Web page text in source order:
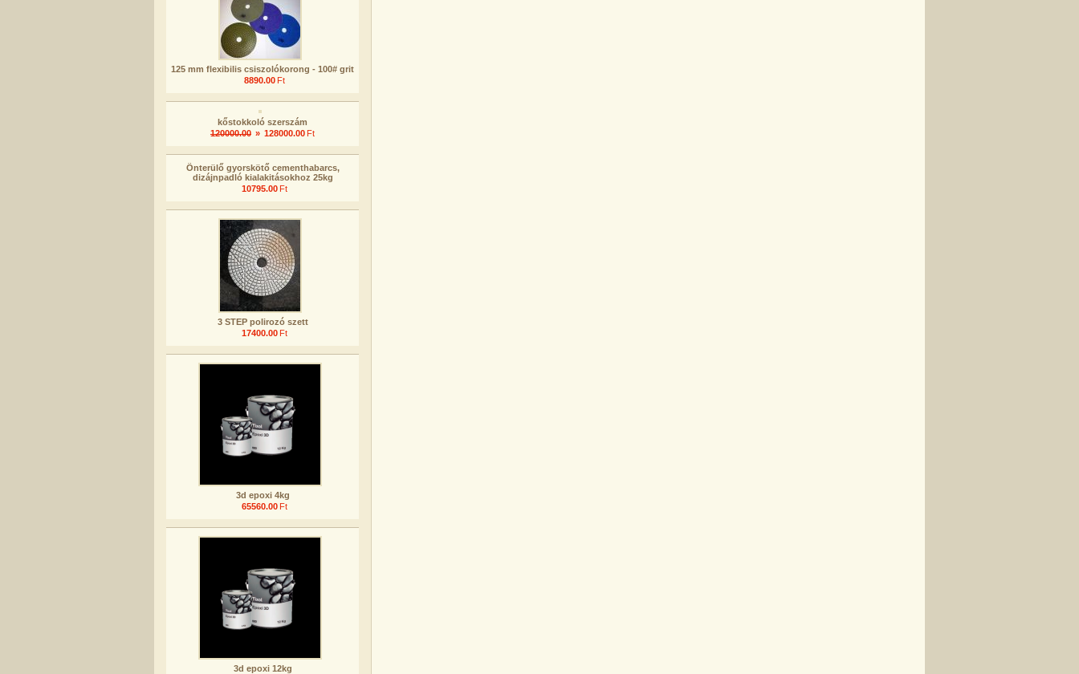
125 mm flexibilis csiszolókorong - 100# grit
8890.00 Ft
kőstokkoló szerszám
120000.00 » 128000.00 Ft
Önterülő gyorskötő cementhabarcs,
dizájnpadló kialakitásokhoz 25kg
10795.00 Ft
3 STEP polirozó szett
17400.00 Ft
3d epoxi 4kg
65560.00 Ft
3d epoxi 12kg